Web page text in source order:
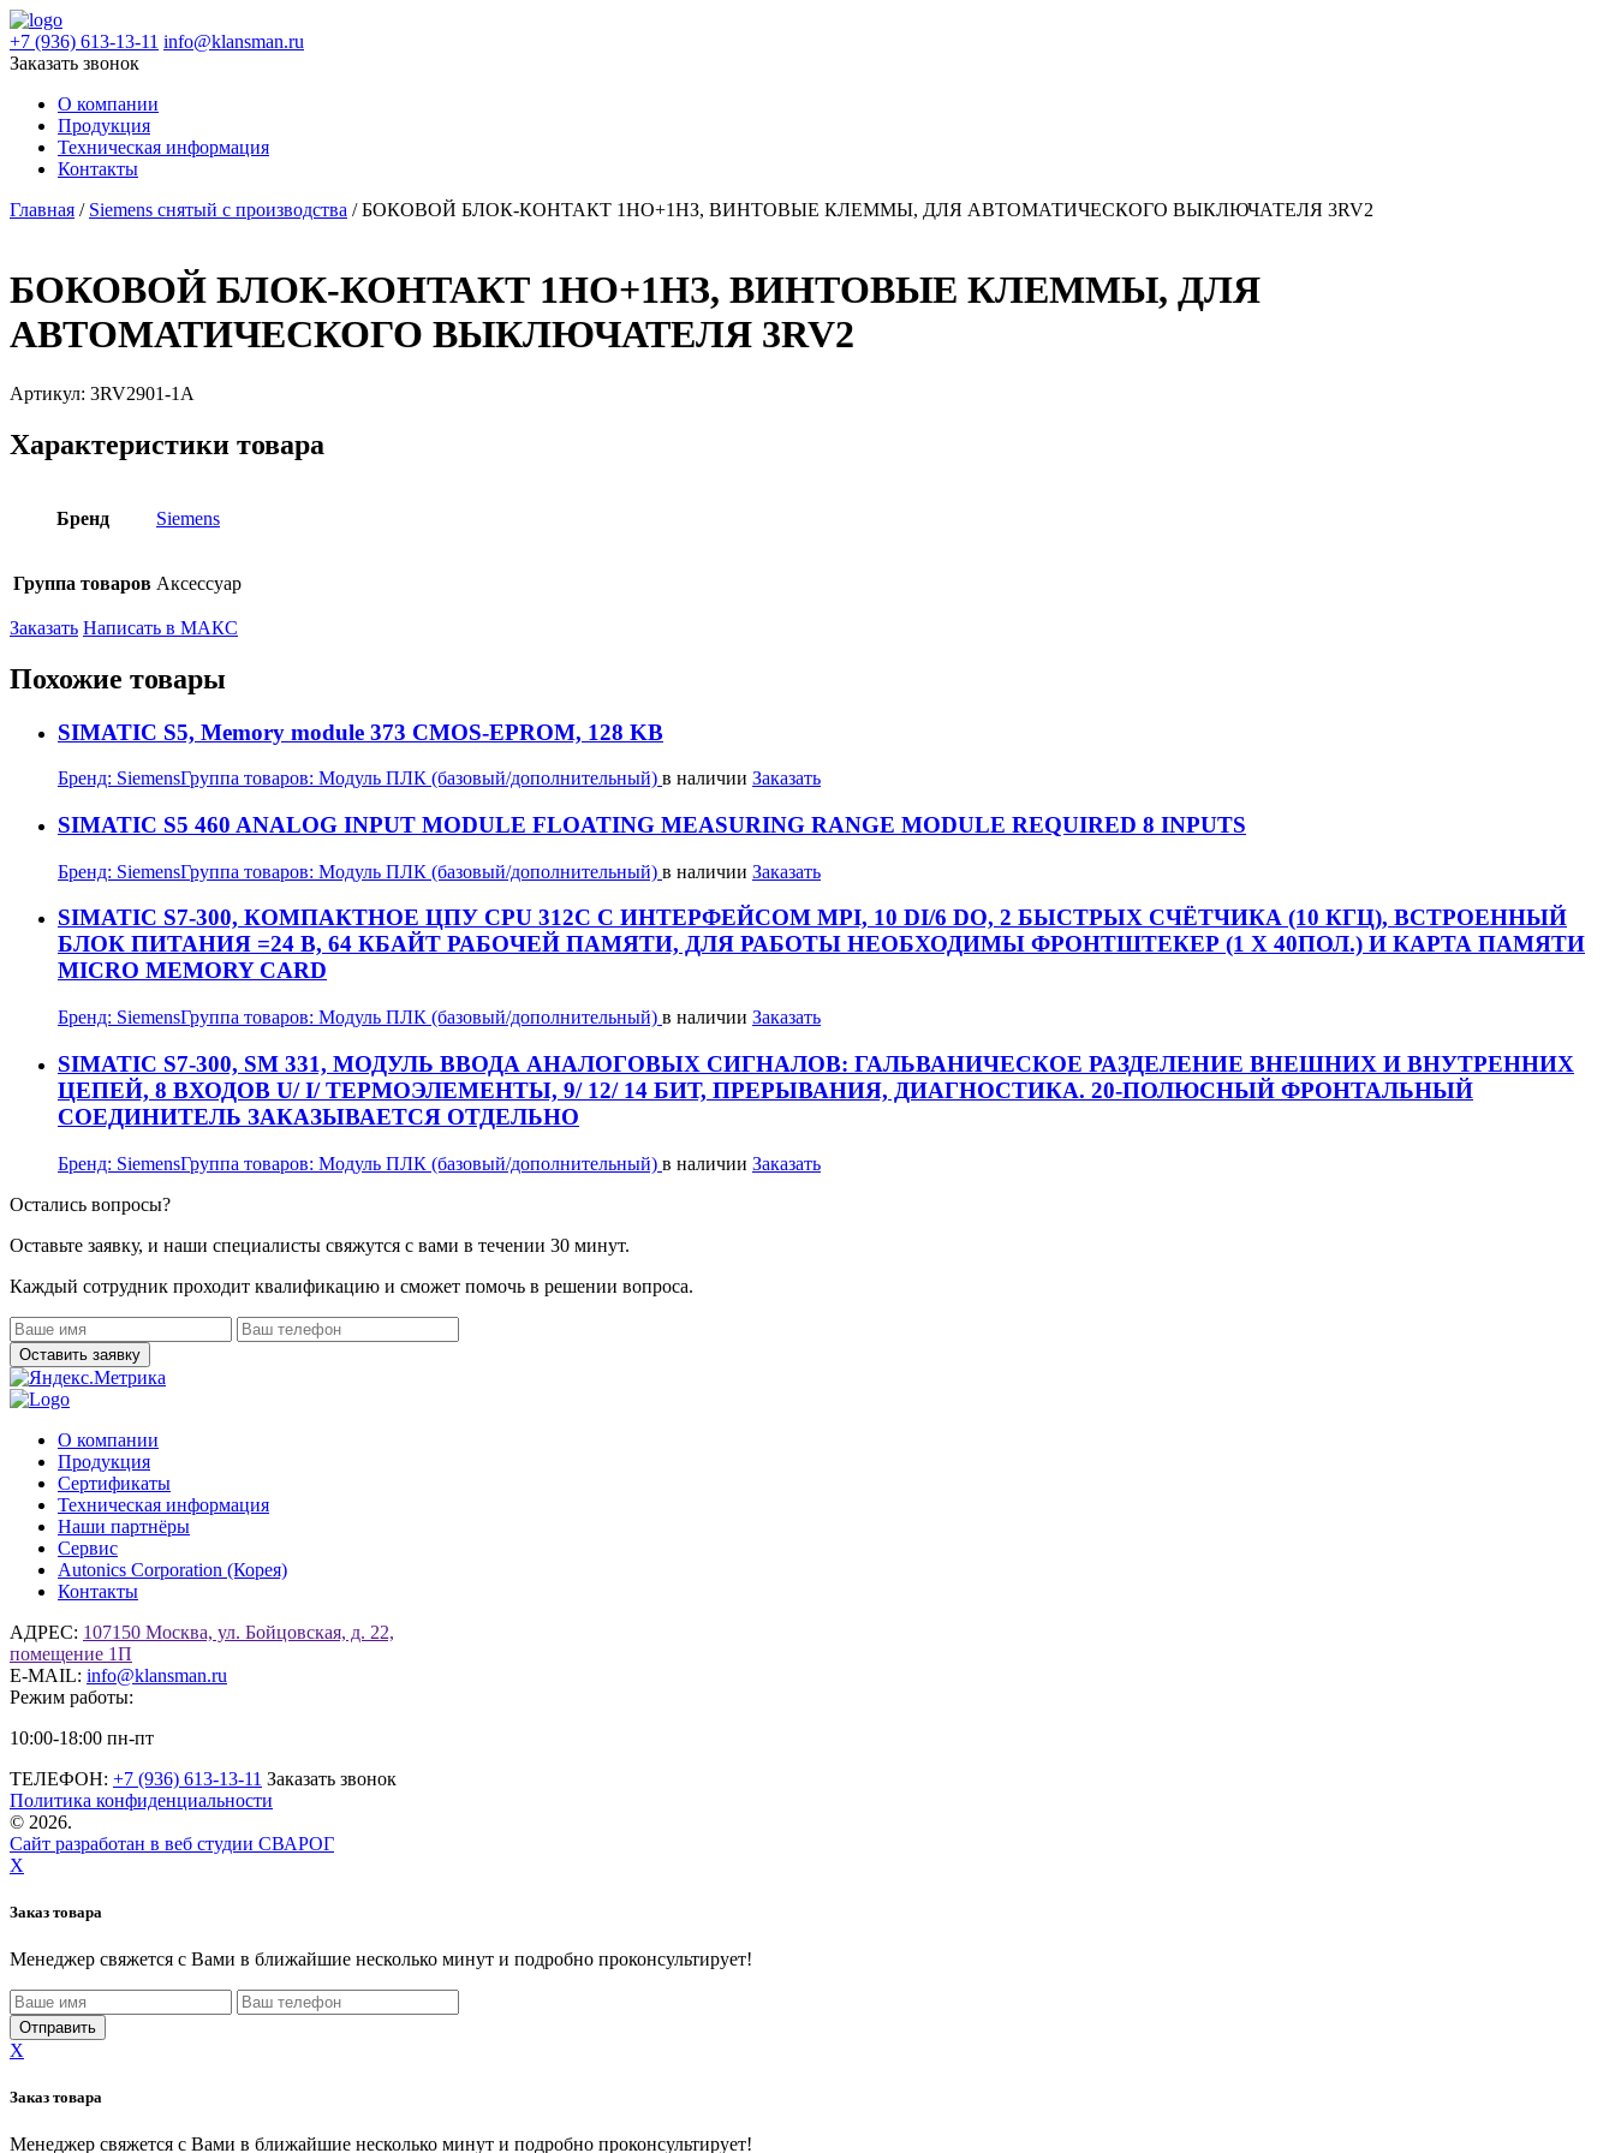
+7 (936) 613-13-11 info@klansman.ru
Заказать звонок
О компании
Продукция
Техническая информация
Контакты
Главная / Siemens снятый с производства / БОКОВОЙ БЛОК-КОНТАКТ 1НО+1НЗ, ВИНТОВЫЕ КЛЕММЫ, ДЛЯ АВТОМАТИЧЕСКОГО ВЫКЛЮЧАТЕЛЯ 3RV2
БОКОВОЙ БЛОК-КОНТАКТ 1НО+1НЗ, ВИНТОВЫЕ КЛЕММЫ, ДЛЯ
АВТОМАТИЧЕСКОГО ВЫКЛЮЧАТЕЛЯ 3RV2
Артикул: 3RV2901-1A
Характеристики товара
Бренд Siemens
Группа товаров Аксессуар
Заказать Написать в МАКС
Похожие товары
SIMATIC S5, Memory module 373 CMOS-EPROM, 128 KB
Бренд: SiemensГруппа товаров: Модуль ПЛК (базовый/дополнительный) в наличии Заказать
SIMATIC S5 460 ANALOG INPUT MODULE FLOATING MEASURING RANGE MODULE REQUIRED 8 INPUTS
Бренд: SiemensГруппа товаров: Модуль ПЛК (базовый/дополнительный) в наличии Заказать
SIMATIC S7-300, КОМПАКТНОЕ ЦПУ CPU 312C С ИНТЕРФЕЙСОМ MPI, 10 DI/6 DO, 2 БЫСТРЫХ СЧЁТЧИКА (10 КГЦ), ВСТРОЕННЫЙ
БЛОК ПИТАНИЯ =24 В, 64 КБАЙТ РАБОЧЕЙ ПАМЯТИ, ДЛЯ РАБОТЫ НЕОБХОДИМЫ ФРОНТШТЕКЕР (1 X 40ПОЛ.) И КАРТА ПАМЯТИ
MICRO MEMORY CARD
Бренд: SiemensГруппа товаров: Модуль ПЛК (базовый/дополнительный) в наличии Заказать
SIMATIC S7-300, SM 331, МОДУЛЬ ВВОДА АНАЛОГОВЫХ СИГНАЛОВ: ГАЛЬВАНИЧЕСКОЕ РАЗДЕЛЕНИЕ ВНЕШНИХ И ВНУТРЕННИХ
ЦЕПЕЙ, 8 ВХОДОВ U/ I/ ТЕРМОЭЛЕМЕНТЫ, 9/ 12/ 14 БИТ, ПРЕРЫВАНИЯ, ДИАГНОСТИКА. 20-ПОЛЮСНЫЙ ФРОНТАЛЬНЫЙ
СОЕДИНИТЕЛЬ ЗАКАЗЫВАЕТСЯ ОТДЕЛЬНО
Бренд: SiemensГруппа товаров: Модуль ПЛК (базовый/дополнительный) в наличии Заказать
Остались вопросы?
Оставьте заявку, и наши специалисты свяжутся с вами в течении 30 минут.
Каждый сотрудник проходит квалификацию и сможет помочь в решении вопроса.
О компании
Продукция
Сертификаты
Техническая информация
Наши партнёры
Сервис
Autonics Corporation (Корея)
Контакты
АДРЕС: 107150 Москва, ул. Бойцовская, д. 22,
помещение 1П
E-MAIL: info@klansman.ru
Режим работы:
10:00-18:00 пн-пт
ТЕЛЕФОН: +7 (936) 613-13-11 Заказать звонок
Политика конфиденциальности
© 2026.
Сайт разработан в веб студии СВАРОГ
X
Заказ товара
Менеджер свяжется с Вами в ближайшие несколько минут и подробно проконсультирует!
X
Заказ товара
Менеджер свяжется с Вами в ближайшие несколько минут и подробно проконсультирует!